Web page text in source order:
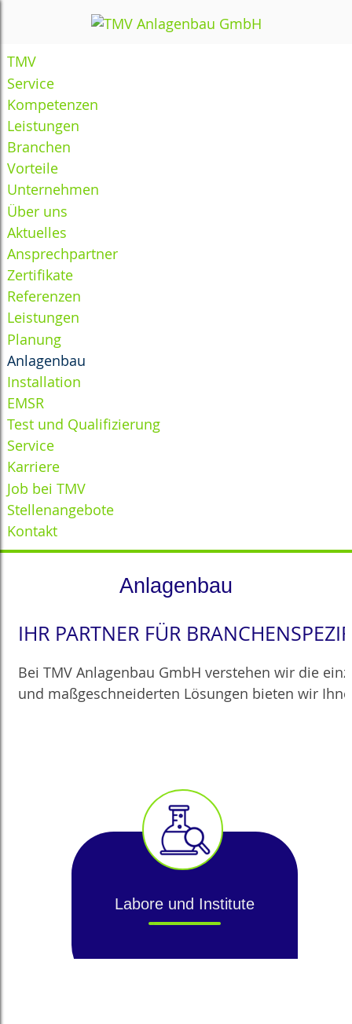
TMV
Service
Kompetenzen
Leistungen
Branchen
Vorteile
Unternehmen
Über uns
Aktuelles
Ansprechpartner
Zertifikate
Referenzen
Leistungen
Planung
Anlagenbau
Installation
EMSR
Test und Qualifizierung
Service
Karriere
Job bei TMV
Stellenangebote
Kontakt
Anlagenbau
IHR PARTNER FÜR
Bei TMV Anlagenbau GmbH verstehen wir die
und maßgeschneiderten Lösungen bieten wir
Labore und Institute